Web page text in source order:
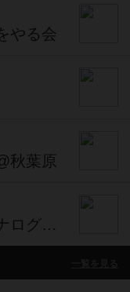
やる会
秋葉原
教育・福祉・医療に活かすアナログゲーム会